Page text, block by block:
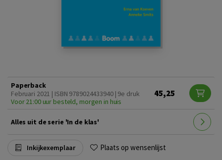
Paperback
Februari 2021 | ISBN 9789024433940 | 9e druk
Voor 21:00 uur besteld, morgen in huis
45,25
Alles uit de serie 'In de klas'
Inkijkexemplaar Plaats op wensenlijst